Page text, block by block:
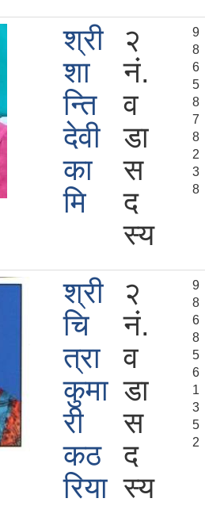
श्री
शा
न्ति
देवी
का
मि
२
नं.
व
डा
स
द
स्य
9
8
6
5
8
7
8
2
3
8
श्री
चि
त्रा
कुमा
री
कठ
रिया
२
नं.
व
डा
स
द
स्य
9
8
6
8
5
6
1
3
5
2